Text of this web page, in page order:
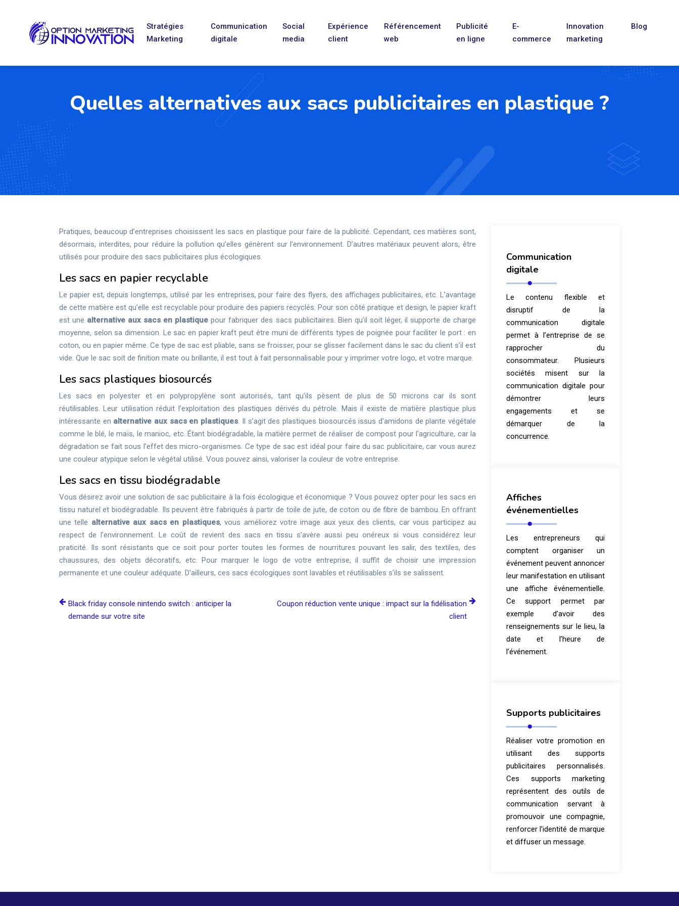
Stratégies
Marketing
Communication
digitale
Social
media
Expérience
client
Référencement
web
Publicité
en ligne
E-
commerce
Innovation
marketing
Blog
Quelles alternatives aux sacs publicitaires en plastique ?
Pratiques, beaucoup d’entreprises choisissent les sacs en plastique pour faire de la publicité. Cependant, ces matières sont,
désormais, interdites, pour réduire la pollution qu’elles génèrent sur l’environnement. D’autres matériaux peuvent alors, être
utilisés pour produire des sacs publicitaires plus écologiques.
Les sacs en papier recyclable
Le papier est, depuis longtemps, utilisé par les entreprises, pour faire des flyers, des affichages publicitaires, etc. L’avantage
de cette matière est qu’elle est recyclable pour produire des papiers recyclés. Pour son côté pratique et design, le papier kraft
est une alternative aux sacs en plastique pour fabriquer des sacs publicitaires. Bien qu’il soit léger, il supporte de charge
moyenne, selon sa dimension. Le sac en papier kraft peut être muni de différents types de poignée pour faciliter le port : en
coton, ou en papier même. Ce type de sac est pliable, sans se froisser, pour se glisser facilement dans le sac du client s’il est
vide. Que le sac soit de finition mate ou brillante, il est tout à fait personnalisable pour y imprimer votre logo, et votre marque.
Les sacs plastiques biosourcés
Les sacs en polyester et en polypropylène sont autorisés, tant qu’ils pèsent de plus de 50 microns car ils sont
réutilisables. Leur utilisation réduit l’exploitation des plastiques dérivés du pétrole. Mais il existe de matière plastique plus
intéressante en alternative aux sacs en plastiques. Il s’agit des plastiques biosourcés issus d’amidons de plante végétale
comme le blé, le maïs, le manioc, etc. Étant biodégradable, la matière permet de réaliser de compost pour l’agriculture, car la
dégradation se fait sous l’effet des micro-organismes. Ce type de sac est idéal pour faire du sac publicitaire, car vous aurez
une couleur atypique selon le végétal utilisé. Vous pouvez ainsi, valoriser la couleur de votre entreprise.
Les sacs en tissu biodégradable
Vous désirez avoir une solution de sac publicitaire à la fois écologique et économique ? Vous pouvez opter pour les sacs en
tissu naturel et biodégradable. Ils peuvent être fabriqués à partir de toile de jute, de coton ou de fibre de bambou. En offrant
une telle alternative aux sacs en plastiques, vous améliorez votre image aux yeux des clients, car vous participez au
respect de l’environnement. Le coût de revient des sacs en tissu s’avère aussi peu onéreux si vous considérez leur
praticité. Ils sont résistants que ce soit pour porter toutes les formes de nourritures pouvant les salir, des textiles, des
chaussures, des objets décoratifs, etc. Pour marquer le logo de votre entreprise, il suffit de choisir une impression
permanente et une couleur adéquate. D’ailleurs, ces sacs écologiques sont lavables et réutilisables s’ils se salissent.
Black friday console nintendo switch : anticiper la
demande sur votre site
Coupon réduction vente unique : impact sur la fidélisation
client
Communication
digitale
Le contenu flexible et
disruptif de la
communication digitale
permet à l’entreprise de se
rapprocher du
consommateur. Plusieurs
sociétés misent sur la
communication digitale pour
démontrer leurs
engagements et se
démarquer de la
concurrence.
Affiches
événementielles
Les entrepreneurs qui
comptent organiser un
événement peuvent annoncer
leur manifestation en utilisant
une affiche événementielle.
Ce support permet par
exemple d’avoir des
renseignements sur le lieu, la
date et l’heure de
l’événement.
Supports publicitaires
Réaliser votre promotion en
utilisant des supports
publicitaires personnalisés.
Ces supports marketing
représentent des outils de
communication servant à
promouvoir une compagnie,
renforcer l’identité de marque
et diffuser un message.